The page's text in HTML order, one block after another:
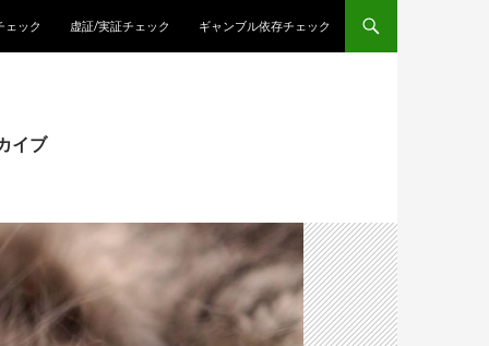
ェック 虚証/実証チェック ギャンブル依存チェック
イブ